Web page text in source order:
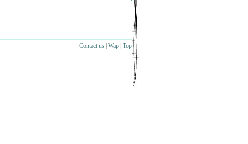
Contact us | Wap | Top